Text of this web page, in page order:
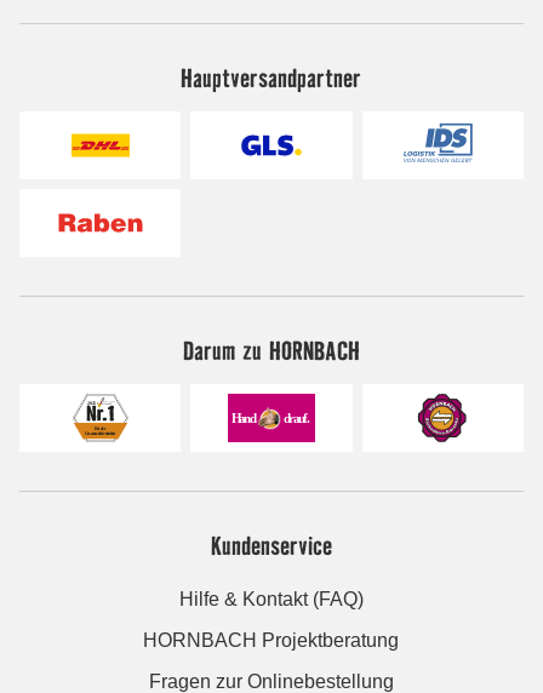
Hauptversandpartner
Darum zu HORNBACH
Kundenservice
Hilfe & Kontakt (FAQ)
HORNBACH Projektberatung
Fragen zur Onlinebestellung